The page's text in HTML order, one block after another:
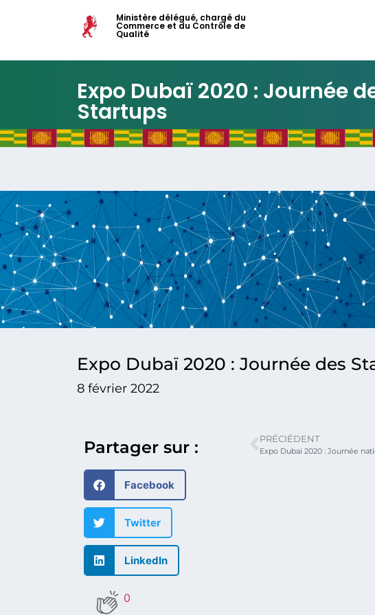
Ministère délégué, chargé du
Commerce et du Contrôle de
Qualité
Expo Dubaï 2020 : Journée
Startups
Expo Dubaï 2020 : Journée des
8 février 2022
Partager sur :
Facebook
Twitter
LinkedIn
0
PRÉCIÉDENT
Expo Dubai 2020 : Journée